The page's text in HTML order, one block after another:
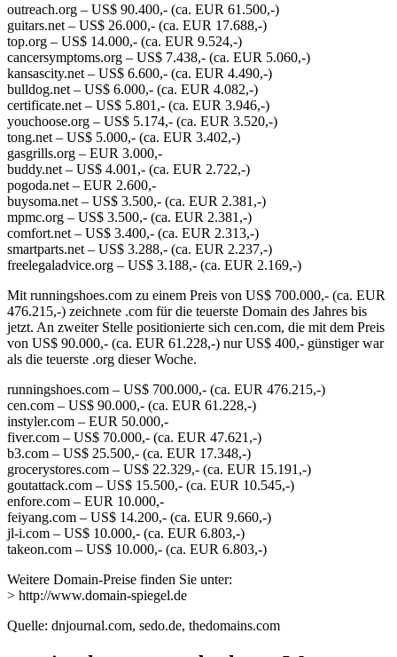
outreach.org – US$ 90.400,- (ca. EUR 61.500,-)
guitars.net – US$ 26.000,- (ca. EUR 17.688,-)
top.org – US$ 14.000,- (ca. EUR 9.524,-)
cancersymptoms.org – US$ 7.438,- (ca. EUR 5.060,-)
kansascity.net – US$ 6.600,- (ca. EUR 4.490,-)
bulldog.net – US$ 6.000,- (ca. EUR 4.082,-)
certificate.net – US$ 5.801,- (ca. EUR 3.946,-)
youchoose.org – US$ 5.174,- (ca. EUR 3.520,-)
tong.net – US$ 5.000,- (ca. EUR 3.402,-)
gasgrills.org – EUR 3.000,-
buddy.net – US$ 4.001,- (ca. EUR 2.722,-)
pogoda.net – EUR 2.600,-
buysoma.net – US$ 3.500,- (ca. EUR 2.381,-)
mpmc.org – US$ 3.500,- (ca. EUR 2.381,-)
comfort.net – US$ 3.400,- (ca. EUR 2.313,-)
smartparts.net – US$ 3.288,- (ca. EUR 2.237,-)
freelegaladvice.org – US$ 3.188,- (ca. EUR 2.169,-)
Mit runningshoes.com zu einem Preis von US$ 700.000,- (ca. EUR
476.215,-) zeichnete .com für die teuerste Domain des Jahres bis
jetzt. An zweiter Stelle positionierte sich cen.com, die mit dem Preis
von US$ 90.000,- (ca. EUR 61.228,-) nur US$ 400,- günstiger war
als die teuerste .org dieser Woche.
runningshoes.com – US$ 700.000,- (ca. EUR 476.215,-)
cen.com – US$ 90.000,- (ca. EUR 61.228,-)
instyler.com – EUR 50.000,-
fiver.com – US$ 70.000,- (ca. EUR 47.621,-)
b3.com – US$ 25.500,- (ca. EUR 17.348,-)
grocerystores.com – US$ 22.329,- (ca. EUR 15.191,-)
goutattack.com – US$ 15.500,- (ca. EUR 10.545,-)
enfore.com – EUR 10.000,-
feiyang.com – US$ 14.200,- (ca. EUR 9.660,-)
jl-i.com – US$ 10.000,- (ca. EUR 6.803,-)
takeon.com – US$ 10.000,- (ca. EUR 6.803,-)
Weitere Domain-Preise finden Sie unter:
> http://www.domain-spiegel.de
Quelle: dnjournal.com, sedo.de, thedomains.com